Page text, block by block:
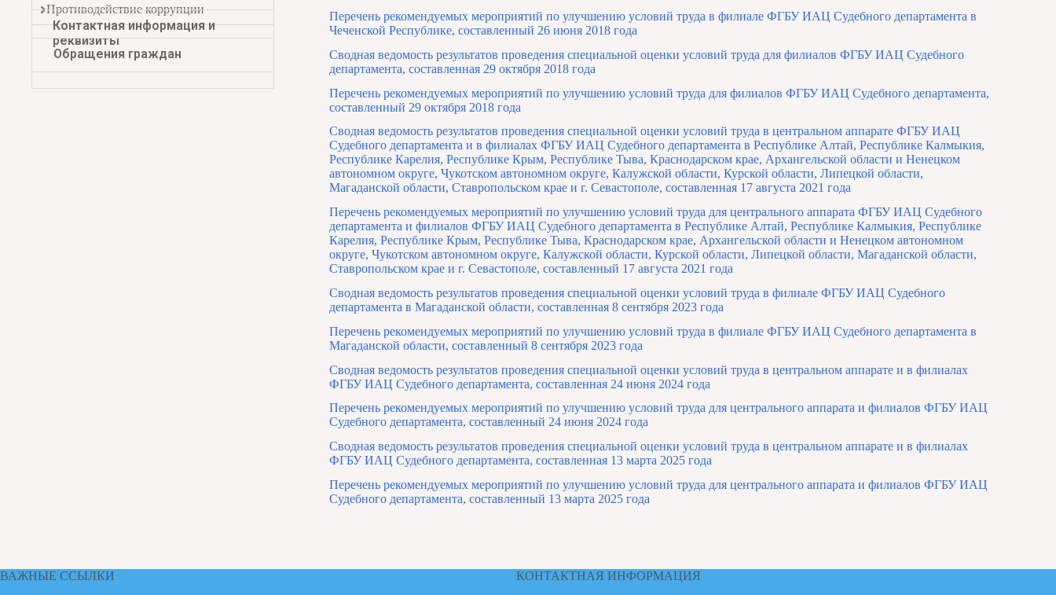
Противодействие коррупции
Контактная информация и
реквизиты
Обращения граждан
Перечень рекомендуемых мероприятий по улучшению условий труда в филиале ФГБУ ИАЦ Судебного департамента в
Чеченской Республике, составленный 26 июня 2018 года
Сводная ведомость результатов проведения специальной оценки условий труда для филиалов ФГБУ ИАЦ Судебного
департамента, составленная 29 октября 2018 года
Перечень рекомендуемых мероприятий по улучшению условий труда для филиалов ФГБУ ИАЦ Судебного департамента,
составленный 29 октября 2018 года
Сводная ведомость результатов проведения специальной оценки условий труда в центральном аппарате ФГБУ ИАЦ
Судебного департамента и в филиалах ФГБУ ИАЦ Судебного департамента в Республике Алтай, Республике Калмыкия,
Республике Карелия, Республике Крым, Республике Тыва, Краснодарском крае, Архангельской области и Ненецком
автономном округе, Чукотском автономном округе, Калужской области, Курской области, Липецкой области,
Магаданской области, Ставропольском крае и г. Севастополе, составленная 17 августа 2021 года
Перечень рекомендуемых мероприятий по улучшению условий труда для центрального аппарата ФГБУ ИАЦ Судебного
департамента и филиалов ФГБУ ИАЦ Судебного департамента в Республике Алтай, Республике Калмыкия, Республике
Карелия, Республике Крым, Республике Тыва, Краснодарском крае, Архангельской области и Ненецком автономном
округе, Чукотском автономном округе, Калужской области, Курской области, Липецкой области, Магаданской области,
Ставропольском крае и г. Севастополе, составленный 17 августа 2021 года
Сводная ведомость результатов проведения специальной оценки условий труда в филиале ФГБУ ИАЦ Судебного
департамента в Магаданской области, составленная 8 сентября 2023 года
Перечень рекомендуемых мероприятий по улучшению условий труда в филиале ФГБУ ИАЦ Судебного департамента в
Магаданской области, составленный 8 сентября 2023 года
Сводная ведомость результатов проведения специальной оценки условий труда в центральном аппарате и в филиалах
ФГБУ ИАЦ Судебного департамента, составленная 24 июня 2024 года
Перечень рекомендуемых мероприятий по улучшению условий труда для центрального аппарата и филиалов ФГБУ ИАЦ
Судебного департамента, составленный 24 июня 2024 года
Сводная ведомость результатов проведения специальной оценки условий труда в центральном аппарате и в филиалах
ФГБУ ИАЦ Судебного департамента, составленная 13 марта 2025 года
Перечень рекомендуемых мероприятий по улучшению условий труда для центрального аппарата и филиалов ФГБУ ИАЦ
Судебного департамента, составленный 13 марта 2025 года
ВАЖНЫЕ ССЫЛКИ КОНТАКТНАЯ ИНФОРМАЦИЯ